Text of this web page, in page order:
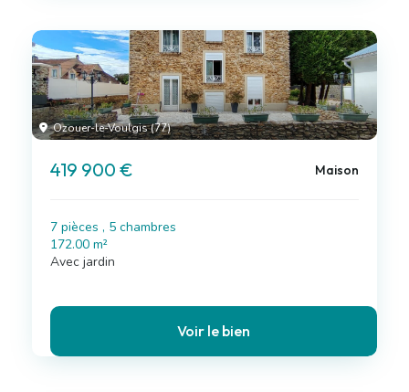
Ozouer-le-Voulgis (77)
419 900 € Maison
7 pièces , 5 chambres
172.00 m²
Avec jardin
Voir le bien